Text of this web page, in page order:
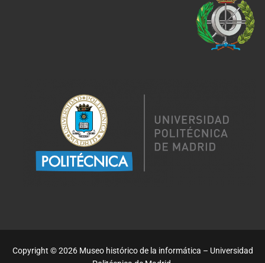
Copyright © 2026 Museo histórico de la informática – Universidad